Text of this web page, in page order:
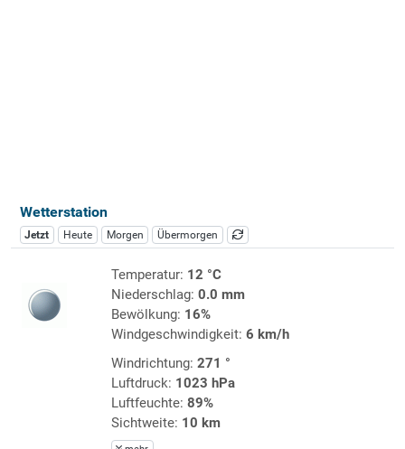
Wetterstation
Jetzt Heute Morgen Übermorgen
Temperatur: 12 °C
Niederschlag: 0.0 mm
Bewölkung: 16%
Windgeschwindigkeit: 6 km/h
Windrichtung: 271 °
Luftdruck: 1023 hPa
Luftfeuchte: 89%
Sichtweite: 10 km